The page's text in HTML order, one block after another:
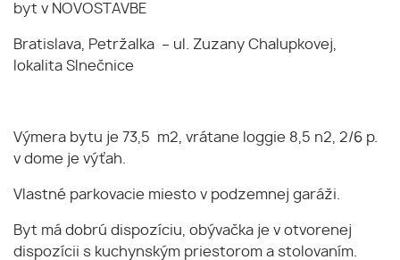
byt v NOVOSTAVBE
Bratislava, Petržalka – ul. Zuzany Chalupkovej,
lokalita Slnečnice
Výmera bytu je 73,5 m2, vrátane loggie 8,5 n2, 2/6 p.
v dome je výťah.
Vlastné parkovacie miesto v podzemnej garáži.
Byt má dobrú dispozíciu, obývačka je v otvorenej
dispozícii s kuchynským priestorom a stolovaním.